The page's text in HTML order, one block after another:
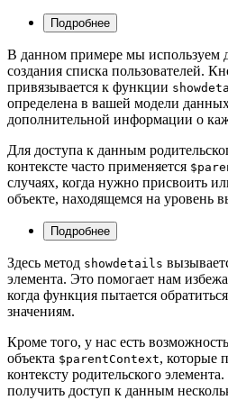
Подробнее
В данном примере мы используем
создания списка пользователей.
привязывается к функции
определена в вашей модели
дополнительной информации о
Для доступа к данным
контексте часто применяется
случаях, когда нужно присвоить
объекте, находящемся на уровень
Подробнее
Здесь метод showdetails
элемента. Это помогает нам
когда функция пытается
значениям.
Кроме того, у нас есть
объекта $parentContext, которые
контексту родительского
получить доступ к данным